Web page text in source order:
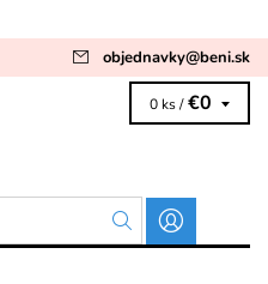
objednavky@beni.sk
0 ks / €0